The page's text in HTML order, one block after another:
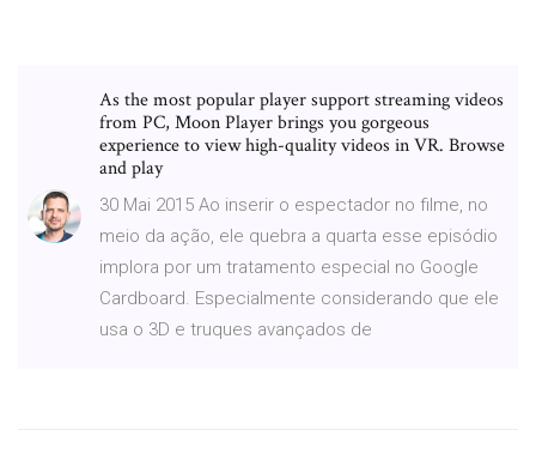
As the most popular player support streaming videos
from PC, Moon Player brings you gorgeous
experience to view high-quality videos in VR. Browse
and play
30 Mai 2015 Ao inserir o espectador no filme, no
meio da ação, ele quebra a quarta esse episódio
implora por um tratamento especial no Google
Cardboard. Especialmente considerando que ele
usa o 3D e truques avançados de